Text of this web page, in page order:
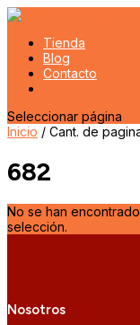
Tienda
Blog
Contacto
Seleccionar página
Inicio / Cant. de
682
No se han
selección.
Nosotros